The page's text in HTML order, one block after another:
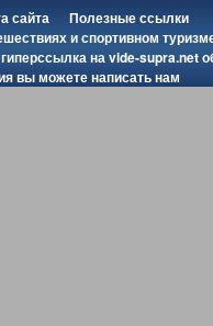
сайта
Полезные ссылки
и спортивном
наvide-supra.net
вы можетенаписать нам